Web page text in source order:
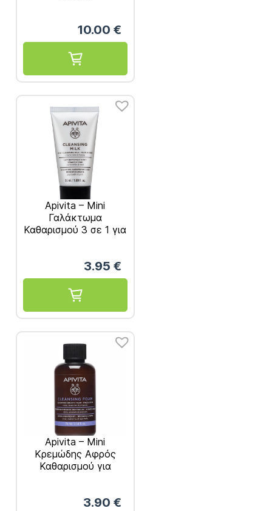
10.00 €
Apivita – Mini
Γαλάκτωμα
Καθαρισμού 3 σε 1 για
3.95 €
Apivita – Mini
Κρεμώδης Αφρός
Καθαρισμού για
3.90 €